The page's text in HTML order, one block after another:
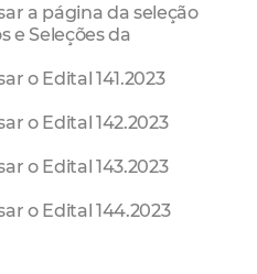
a página da seleção
e Seleções da
o Edital 141.2023
o Edital 142.2023
o Edital 143.2023
o Edital 144.2023